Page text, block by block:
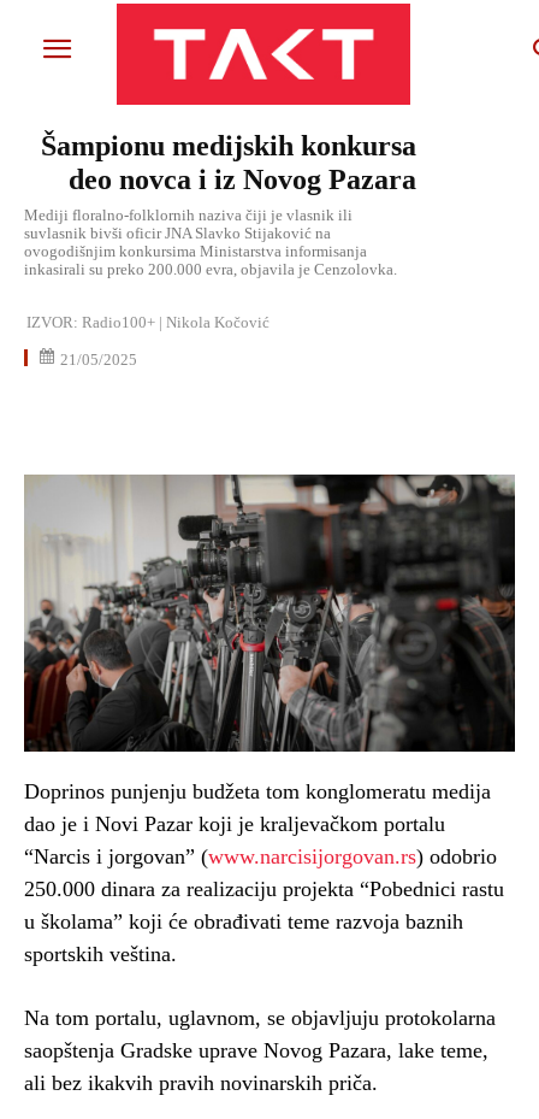
Šampionu medijskih konkursa
deo novca i iz Novog Pazara
Mediji floralno-folklornih naziva čiji je vlasnik ili
suvlasnik bivši oficir JNA Slavko Stijaković na
ovogodišnjim konkursima Ministarstva informisanja
inkasirali su preko 200.000 evra, objavila je Cenzolovka.
IZVOR: Radio100+ | Nikola Kočović
21/05/2025
Doprinos punjenju budžeta tom konglomeratu medija
dao je i Novi Pazar koji je kraljevačkom portalu
“Narcis i jorgovan” (www.narcisijorgovan.rs) odobrio
250.000 dinara za realizaciju projekta “Pobednici rastu
u školama” koji će obrađivati teme razvoja baznih
sportskih veština.
Na tom portalu, uglavnom, se objavljuju protokolarna
saopštenja Gradske uprave Novog Pazara, lake teme,
ali bez ikakvih pravih novinarskih priča.